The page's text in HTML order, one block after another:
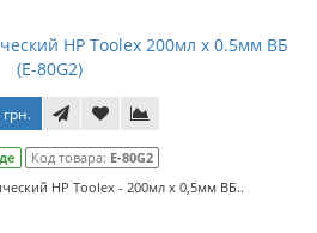
HP Toolex 200мл x 0.5мм ВБ
(E-80G2)
Код товара: E-80G2
HP Toolex - 200мл x 0,5мм ВБ..